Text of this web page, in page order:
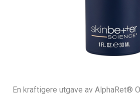
En kraftigere utgave av AlphaRet®